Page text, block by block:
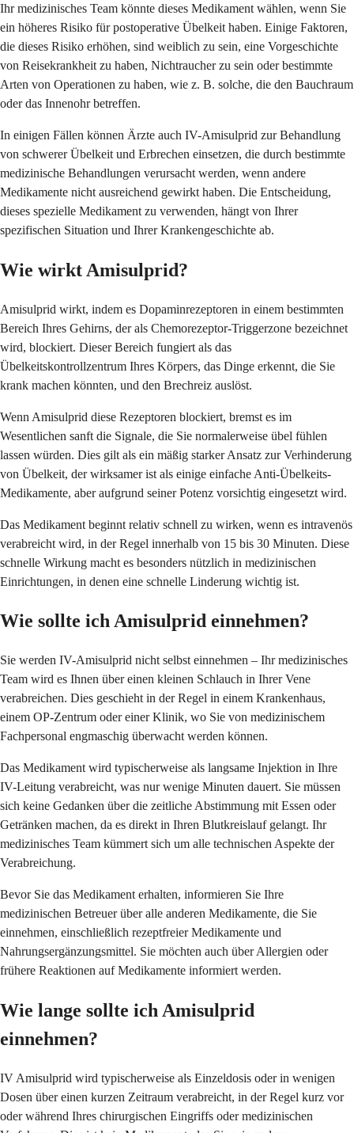
Ihr medizinisches Team könnte dieses Medikament wählen, wenn Sie
ein höheres Risiko für postoperative Übelkeit haben. Einige Faktoren,
die dieses Risiko erhöhen, sind weiblich zu sein, eine Vorgeschichte
von Reisekrankheit zu haben, Nichtraucher zu sein oder bestimmte
Arten von Operationen zu haben, wie z. B. solche, die den Bauchraum
oder das Innenohr betreffen.
In einigen Fällen können Ärzte auch IV-Amisulprid zur Behandlung
von schwerer Übelkeit und Erbrechen einsetzen, die durch bestimmte
medizinische Behandlungen verursacht werden, wenn andere
Medikamente nicht ausreichend gewirkt haben. Die Entscheidung,
dieses spezielle Medikament zu verwenden, hängt von Ihrer
spezifischen Situation und Ihrer Krankengeschichte ab.
Wie wirkt Amisulprid?
Amisulprid wirkt, indem es Dopaminrezeptoren in einem bestimmten
Bereich Ihres Gehirns, der als Chemorezeptor-Triggerzone bezeichnet
wird, blockiert. Dieser Bereich fungiert als das
Übelkeitskontrollzentrum Ihres Körpers, das Dinge erkennt, die Sie
krank machen könnten, und den Brechreiz auslöst.
Wenn Amisulprid diese Rezeptoren blockiert, bremst es im
Wesentlichen sanft die Signale, die Sie normalerweise übel fühlen
lassen würden. Dies gilt als ein mäßig starker Ansatz zur Verhinderung
von Übelkeit, der wirksamer ist als einige einfache Anti-Übelkeits-
Medikamente, aber aufgrund seiner Potenz vorsichtig eingesetzt wird.
Das Medikament beginnt relativ schnell zu wirken, wenn es intravenös
verabreicht wird, in der Regel innerhalb von 15 bis 30 Minuten. Diese
schnelle Wirkung macht es besonders nützlich in medizinischen
Einrichtungen, in denen eine schnelle Linderung wichtig ist.
Wie sollte ich Amisulprid einnehmen?
Sie werden IV-Amisulprid nicht selbst einnehmen – Ihr medizinisches
Team wird es Ihnen über einen kleinen Schlauch in Ihrer Vene
verabreichen. Dies geschieht in der Regel in einem Krankenhaus,
einem OP-Zentrum oder einer Klinik, wo Sie von medizinischem
Fachpersonal engmaschig überwacht werden können.
Das Medikament wird typischerweise als langsame Injektion in Ihre
IV-Leitung verabreicht, was nur wenige Minuten dauert. Sie müssen
sich keine Gedanken über die zeitliche Abstimmung mit Essen oder
Getränken machen, da es direkt in Ihren Blutkreislauf gelangt. Ihr
medizinisches Team kümmert sich um alle technischen Aspekte der
Verabreichung.
Bevor Sie das Medikament erhalten, informieren Sie Ihre
medizinischen Betreuer über alle anderen Medikamente, die Sie
einnehmen, einschließlich rezeptfreier Medikamente und
Nahrungsergänzungsmittel. Sie möchten auch über Allergien oder
frühere Reaktionen auf Medikamente informiert werden.
Wie lange sollte ich Amisulprid
einnehmen?
IV Amisulprid wird typischerweise als Einzeldosis oder in wenigen
Dosen über einen kurzen Zeitraum verabreicht, in der Regel kurz vor
oder während Ihres chirurgischen Eingriffs oder medizinischen